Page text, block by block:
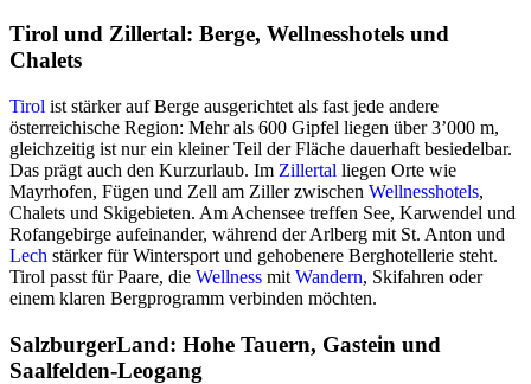
Tirol und Zillertal: Berge, Wellnesshotels und
Chalets
Tirol ist stärker auf Berge ausgerichtet als fast jede andere
österreichische Region: Mehr als 600 Gipfel liegen über 3’000 m,
gleichzeitig ist nur ein kleiner Teil der Fläche dauerhaft besiedelbar.
Das prägt auch den Kurzurlaub. Im Zillertal liegen Orte wie
Mayrhofen, Fügen und Zell am Ziller zwischen Wellnesshotels,
Chalets und Skigebieten. Am Achensee treffen See, Karwendel und
Rofangebirge aufeinander, während der Arlberg mit St. Anton und
Lech stärker für Wintersport und gehobenere Berghotellerie steht.
Tirol passt für Paare, die Wellness mit Wandern, Skifahren oder
einem klaren Bergprogramm verbinden möchten.
SalzburgerLand: Hohe Tauern, Gastein und
Saalfelden-Leogang